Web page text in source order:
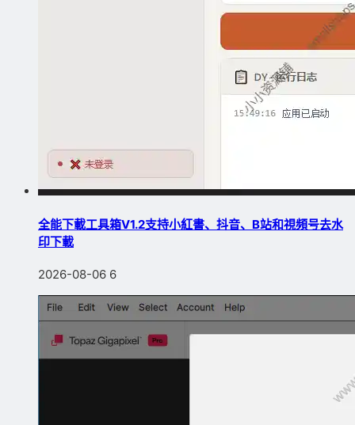
全能下載工具箱V1.2支持小紅書、抖音、B站和視頻号去水
印下載
2026-08-06 6